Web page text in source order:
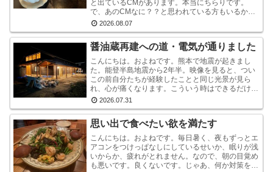
と出ているCMがあります。本当にちらりです。
で、あのCMなに？？と思われている方もいるかも
しれませんが、あれは『石川県信用保証協会』とい
う、中小企業...
2026.08.07
醤油蔵再建への道・電気が通りました
こんにちは。およねです。熊本で地震が起きまし
た。能登半島地震から2年半。映像を見ると、つい
この前自分たちが経験したことと同じ光景が見ら
れ、心が痛くなります。こういう時はできるだけ情
報から離れたほうがいいと言いますが・・・気にな
ります。気にな...
2026.07.31
思い出で食べたい欲を満たす
こんにちは。およねです。毎日暑く、夜もずっとエ
アコンをつけっぱなしにしているせいか、眠りが浅
いからか、疲れがとれません。なので、朝の目覚め
も悪いです。良くないです。じゃあ、何か対策をし